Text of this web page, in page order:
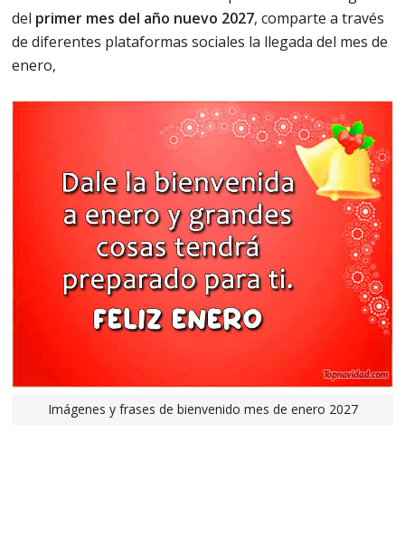
del primer mes del año nuevo 2027, comparte a través
de diferentes plataformas sociales la llegada del mes de
enero,
Imágenes y frases de bienvenido mes de enero 2027